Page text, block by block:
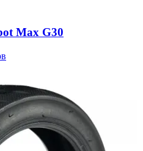
Max G30